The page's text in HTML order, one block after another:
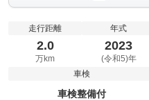
走行距離
2.0
万km
年式
2023
(令和5)年
車検
車検整備付